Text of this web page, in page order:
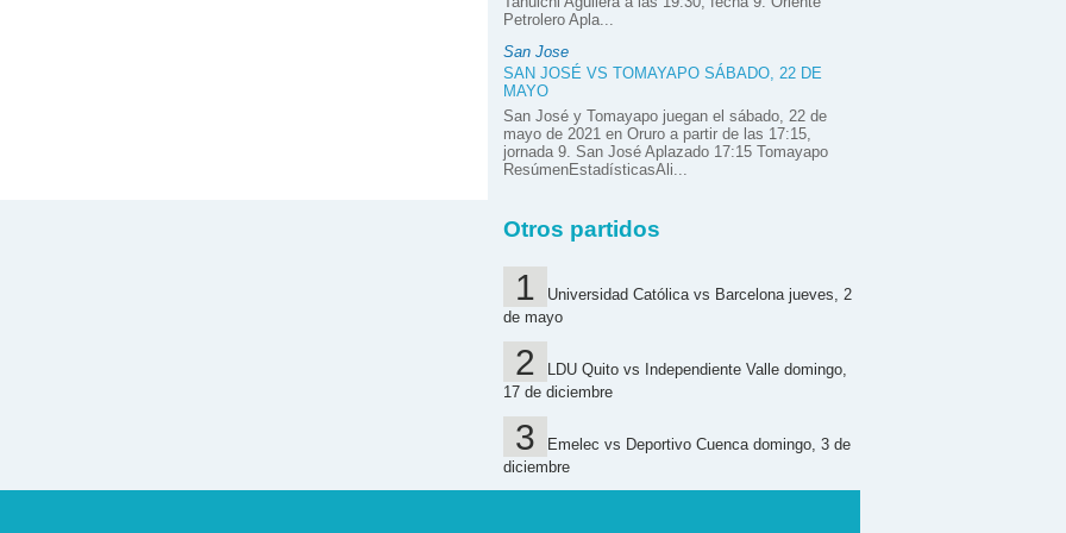
Petrolero Apla...
San Jose
SAN JOSÉ VS TOMAYAPO SÁBADO, 22 DE
MAYO
San José y Tomayapo juegan el sábado, 22 de
mayo de 2021 en Oruro a partir de las 17:15,
jornada 9. San José Aplazado 17:15 Tomayapo
ResúmenEstadísticasAli...
Otros partidos
Universidad Católica vs Barcelona jueves, 2
de mayo
LDU Quito vs Independiente Valle domingo,
17 de diciembre
Emelec vs Deportivo Cuenca domingo, 3 de
diciembre